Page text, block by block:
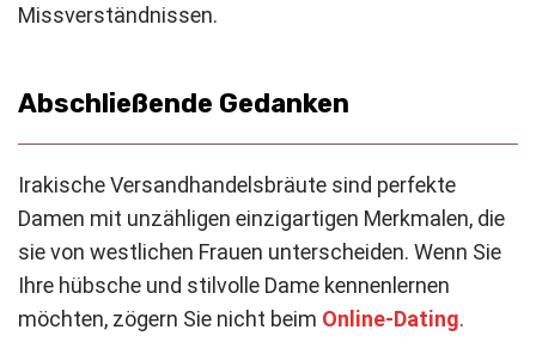
Missverständnissen.
Abschließende Gedanken
Irakische Versandhandelsbräute sind perfekte
Damen mit unzähligen einzigartigen Merkmalen, die
sie von westlichen Frauen unterscheiden. Wenn Sie
Ihre hübsche und stilvolle Dame kennenlernen
möchten, zögern Sie nicht beim Online-Dating.